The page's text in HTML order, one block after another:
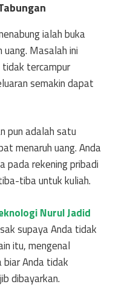
ialah buka
Masalah ini
tercampur
semakin dapat
pun adalah satu
menaruh uang. Anda
pada rekening pribadi
tiba untuk kuliah.
Nurul Jadid
supaya Anda tidak
itu, mengenal
biar Anda tidak
dibayarkan.